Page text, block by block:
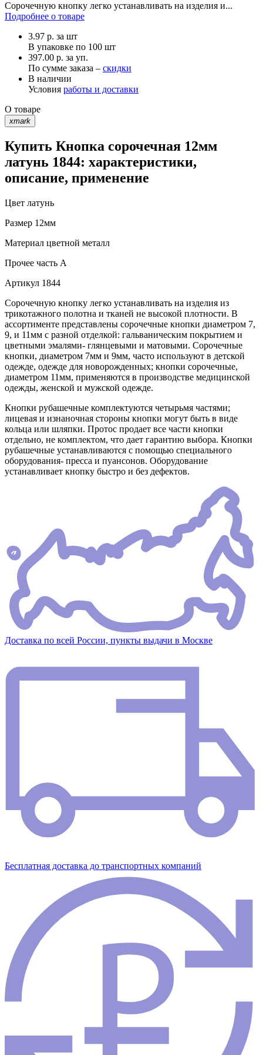
Сорочечную кнопку легко устанавливать на изделия и...
Подробнее о товаре
3.97 р. за шт
В упаковке по 100 шт
397.00 р. за уп.
По сумме заказа – скидки
В наличии
Условия работы и доставки
О товаре
xmark
Купить Кнопка сорочечная 12мм
латунь 1844: характеристики,
описание, применение
Цвет латунь
Размер 12мм
Материал цветной металл
Прочее часть A
Артикул 1844
Сорочечную кнопку легко устанавливать на изделия из
трикотажного полотна и тканей не высокой плотности. В
ассортименте представлены сорочечные кнопки диаметром 7,
9, и 11мм с разной отделкой: гальваническим покрытием и
цветными эмалями- глянцевыми и матовыми. Сорочечные
кнопки, диаметром 7мм и 9мм, часто используют в детской
одежде, одежде для новорожденных; кнопки сорочечные,
диаметром 11мм, применяются в производстве медицинской
одежды, женской и мужской одежде.
Кнопки рубашечные комплектуются четырьмя частями;
лицевая и изнаночная стороны кнопки могут быть в виде
кольца или шляпки. Протос продает все части кнопки
отдельно, не комплектом, что дает гарантию выбора. Кнопки
рубашечные устанавливаются с помощью специального
оборудования- пресса и пуансонов. Оборудование
устанавливает кнопку быстро и без дефектов.
Доставка по всей России, пункты выдачи в Москве
Бесплатная доставка до транспортных компаний